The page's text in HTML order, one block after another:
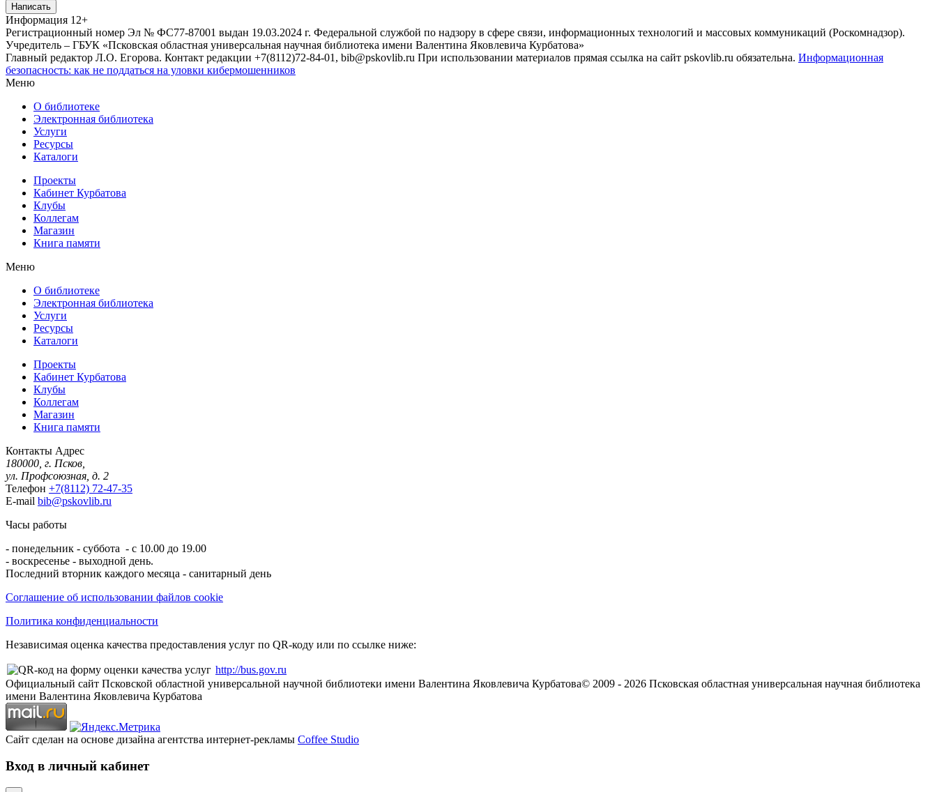
Написать
Информация 12+
Регистрационный номер Эл № ФС77-87001 выдан 19.03.2024 г. Федеральной службой по надзору в сфере связи, информационных технологий и массовых коммуникаций (Роскомнадзор).
Учредитель – ГБУК «Псковская областная универсальная научная библиотека имени Валентина Яковлевича Курбатова»
Главный редактор Л.О. Егорова. Контакт редакции +7(8112)72-84-01, bib@pskovlib.ru При использовании материалов прямая ссылка на сайт pskovlib.ru обязательна. Информационная
безопасность: как не поддаться на уловки кибермошенников
Меню
О библиотеке
Электронная библиотека
Услуги
Ресурсы
Каталоги
Проекты
Кабинет Курбатова
Клубы
Коллегам
Магазин
Книга памяти
Меню
О библиотеке
Электронная библиотека
Услуги
Ресурсы
Каталоги
Проекты
Кабинет Курбатова
Клубы
Коллегам
Магазин
Книга памяти
Контакты Адрес
180000, г. Псков,
ул. Профсоюзная, д. 2
Телефон +7(8112) 72-47-35
E-mail bib@pskovlib.ru
Часы работы
- понедельник - суббота - с 10.00 до 19.00
- воскресенье - выходной день.
Последний вторник каждого месяца - санитарный день
Соглашение об использовании файлов cookie
Политика конфиденциальности
Независимая оценка качества предоставления услуг по QR-коду или по ссылке ниже:
http://bus.gov.ru
Официальный сайт Псковской областной универсальной научной библиотеки имени Валентина Яковлевича Курбатова© 2009 - 2026 Псковская областная универсальная научная библиотека
имени Валентина Яковлевича Курбатова
Сайт сделан на основе дизайна агентства интернет-рекламы Coffee Studio
Вход в личный кабинет